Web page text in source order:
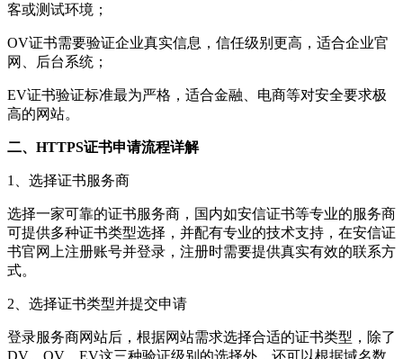
客或测试环境；
OV证书需要验证企业真实信息，信任级别更高，适合企业官
网、后台系统；
EV证书验证标准最为严格，适合金融、电商等对安全要求极
高的网站。
二、HTTPS证书申请流程详解
1、选择证书服务商
选择一家可靠的证书服务商，国内如安信证书等专业的服务商
可提供多种证书类型选择，并配有专业的技术支持，在安信证
书官网上注册账号并登录，注册时需要提供真实有效的联系方
式。
2、选择证书类型并提交申请
登录服务商网站后，根据网站需求选择合适的证书类型，除了